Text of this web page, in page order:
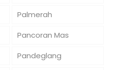
Palmerah
Pancoran Mas
Pandeglang